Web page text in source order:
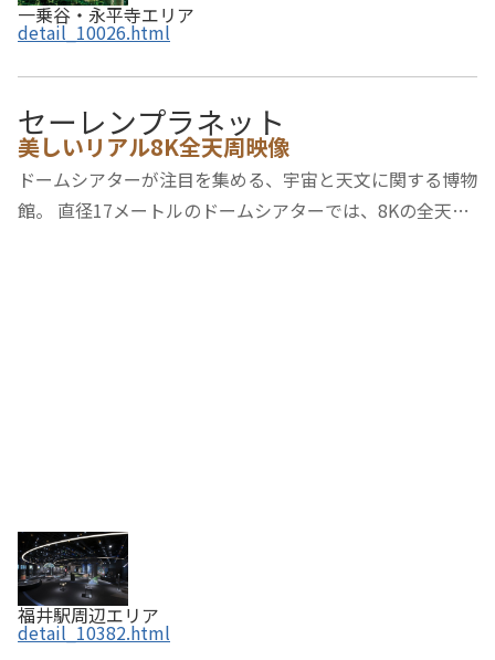
一乗谷・永平寺エリア
detail_10026.html
セーレンプラネット
美しいリアル8K全天周映像
ドームシアターが注目を集める、宇宙と天文に関する博物
館。 直径17メートルのドームシアターでは、8Kの全天周
福井駅周辺エリア
detail_10382.html